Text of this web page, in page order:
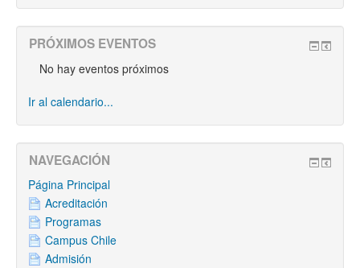
PRÓXIMOS EVENTOS
No hay eventos próximos
Ir al calendario...
NAVEGACIÓN
Página Principal
Acreditación
Programas
Campus Chile
Admisión